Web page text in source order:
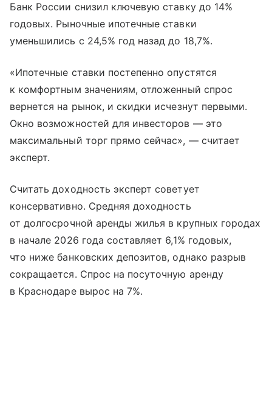
Банк России снизил ключевую ставку до 14%
годовых. Рыночные ипотечные ставки
уменьшились с 24,5% год назад до 18,7%.
«Ипотечные ставки постепенно опустятся
к комфортным значениям, отложенный спрос
вернется на рынок, и скидки исчезнут первыми.
Окно возможностей для инвесторов — это
максимальный торг прямо сейчас», — считает
эксперт.
Считать доходность эксперт советует
консервативно. Средняя доходность
от долгосрочной аренды жилья в крупных городах
в начале 2026 года составляет 6,1% годовых,
что ниже банковских депозитов, однако разрыв
сокращается. Спрос на посуточную аренду
в Краснодаре вырос на 7%.